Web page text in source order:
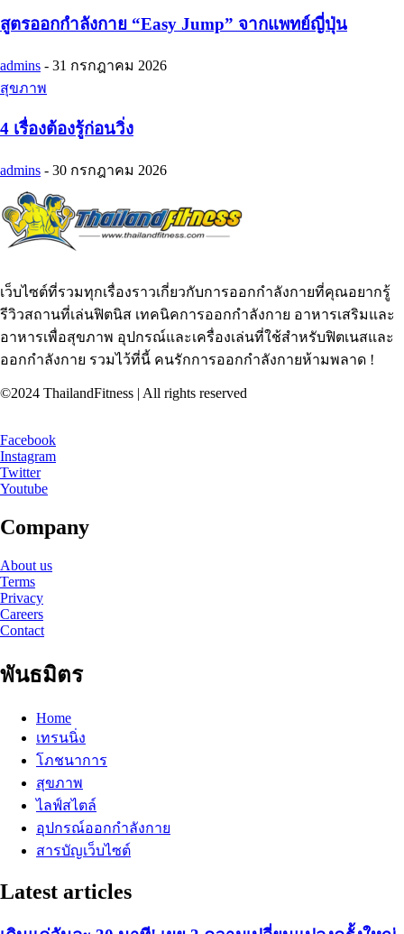
สูตรออกกำลังกาย “Easy Jump” จากแพทย์ญี่ปุ่น
admins - 31 กรกฎาคม 2026
สุขภาพ
4 เรื่องต้องรู้ก่อนวิ่ง
admins - 30 กรกฎาคม 2026
เว็บไซต์ที่รวมทุกเรื่องราวเกี่ยวกับการออกกำลังกายที่คุณอยากรู้
รีวิวสถานที่เล่นฟิตนิส เทคนิคการออกกำลังกาย อาหารเสริมและ
อาหารเพื่อสุขภาพ อุปกรณ์และเครื่องเล่นที่ใช้สำหรับฟิตเนสและ
ออกกำลังกาย รวมไว้ที่นี้ คนรักการออกกำลังกายห้ามพลาด !
©2024 ThailandFitness | All rights reserved
Facebook
Instagram
Twitter
Youtube
Company
About us
Terms
Privacy
Careers
Contact
พันธมิตร
Home
เทรนนิ่ง
โภชนาการ
สุขภาพ
ไลฟ์สไตล์
อุปกรณ์ออกกำลังกาย
สารบัญเว็บไซต์
Latest articles